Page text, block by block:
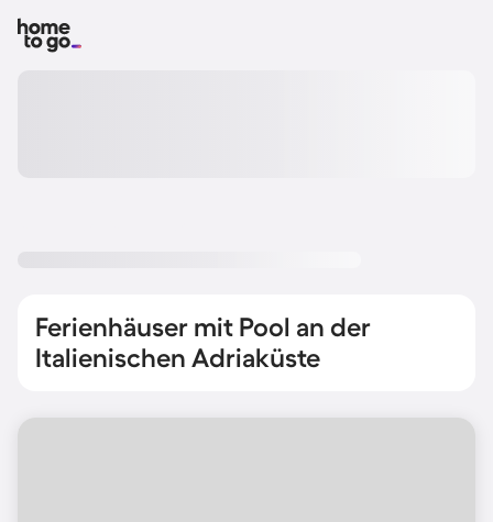
Ferienhäuser mit Pool an der
Italienischen Adriaküste